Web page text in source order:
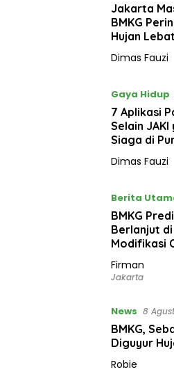
Jakarta
BMKG
Hujan
Dimas Fauzi
Gaya Hidup
7 Aplikasi
Selain
Siaga di
Dimas Fauzi
Berita
BMKG
Berlanjut
Modifikasi
Firman
Jakarta
News 8
BMKG,
Diguyur
Robie